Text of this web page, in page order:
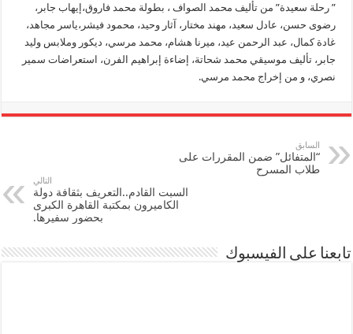
” رحلة سعيدة” من تأليف محمد الصواف ، بطولة محمد فاروق،إيهاب جابر،
رضوى حسن، عادل سعيد، مهند مختار، آثار وحيد، محمود فيشر،ياسر مجاهد،
غادة كمال، عبد الرحمن عيد، ميرنا هشام، محمد مرسي، ديكور وملابس وليد
جابر، تأليف موسيقي محمد شحاتة، إضاءة إبراهيم الفرن، استعراضات سمير
نصري، و من إخراج محمد مرسي.
السابق
“المتفائل” ضمن المقررات على
طلاب المسرح
التالي
السبت القادم..التعريف بثقافة دولة
الكاميرون بمكتبة القاهرة الكبرى
بحضور سفيرها.
تابعنا على الفيسبوك